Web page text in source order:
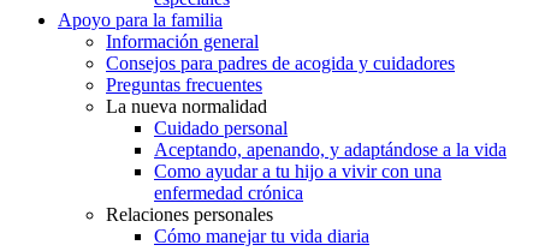
Apoyo para la familia
Información general
Consejos para padres de acogida y cuidadores
Preguntas frecuentes
La nueva normalidad
Cuidado personal
Aceptando, apenando, y adaptándose a la vida
Como ayudar a tu hijo a vivir con una
enfermedad crónica
Relaciones personales
Cómo manejar tu vida diaria